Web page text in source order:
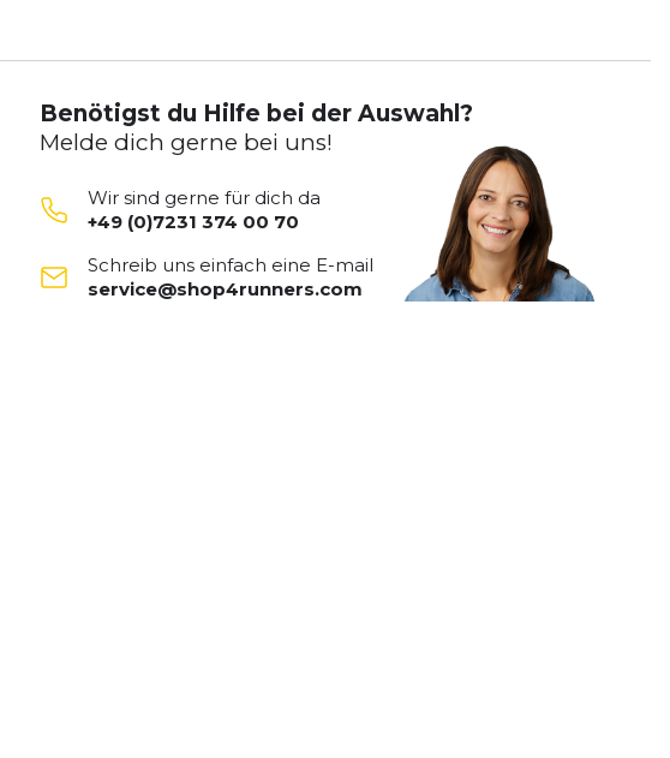
Benötigst du Hilfe bei der Auswahl?
Melde dich gerne bei uns!
Wir sind gerne für dich da
+49 (0)7231 374 00 70
Schreib uns einfach eine E-mail
service@shop4runners.com